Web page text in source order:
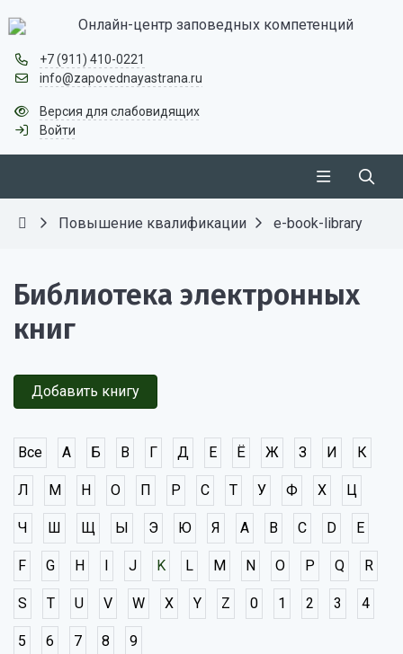
Онлайн-центр заповедных компетенций
+7 (911) 410-0221
info@zapovednayastrana.ru
Версия для слабовидящих
Войти
Повышение квалификации e-book-library
Библиотека электронных
книг
Добавить книгу
Все А Б В Г Д Е Ё Ж З И К
Л М Н О П Р С Т У Ф Х Ц
Ч Ш Щ Ы Э Ю Я A B C D E
F G H I J K L M N O P Q R
S T U V W X Y Z 0 1 2 3 4
5 6 7 8 9